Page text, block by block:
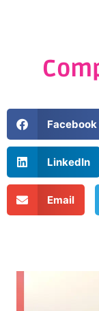
Facebook
LinkedIn
Email